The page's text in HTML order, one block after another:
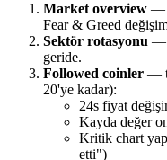
Market overview —
Fear & Greed
Sektör rotasyonu —
geride.
Followed coinler —
20'ye kadar):
24s fiyat
Kayda değer
Kritik chart
etti")